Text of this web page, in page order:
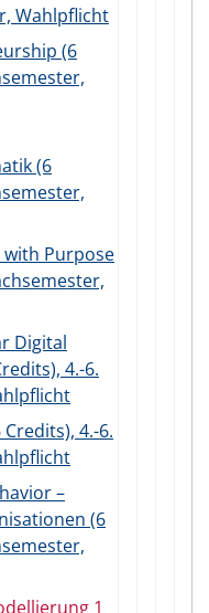
Wahlpflicht
(6
(6
Purpose
Digital
4.-6.
4.-6.
–
(6
1